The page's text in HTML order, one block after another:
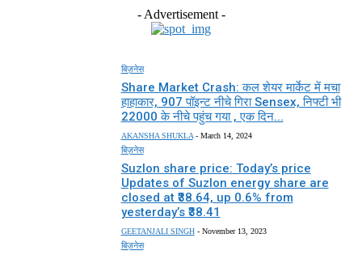
- Advertisement -
बिज़नेस
Share Market Crash: कल शेयर मार्केट में मचा
हाहाकार, 907 पॉइन्ट नीचे गिरा Sensex, निफ्टी भी
22000 के नीचे पहुंच गया , एक दिन...
AKANSHA SHUKLA - March 14, 2024
बिज़नेस
Suzlon share price: Today’s price
Updates of Suzlon energy share are
closed at ₹38.64, up 0.6% from
yesterday’s ₹38.41
GEETANJALI SINGH - November 13, 2023
बिज़नेस